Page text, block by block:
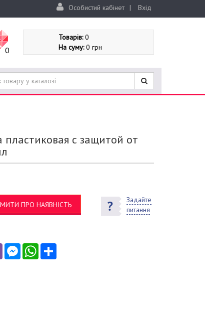
Особистий кабінет | Вхід
0
Товарів:0
На суму:0 грн
пластиковая с защитой от
ПРО НАЯВНІСТЬ
Задайте
питання
Viber MessengerWhatsApp